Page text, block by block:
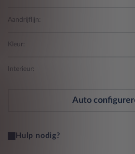
Aandrijflijn:
Kleur:
Interieur:
Auto
Hulp nodig?